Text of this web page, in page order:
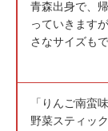
青森出身で、
っていきます
さなサイズも
「りんご南蛮
野菜スティッ